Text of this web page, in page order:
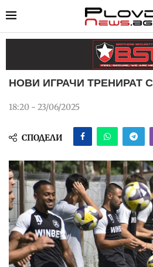
НОВИ ИГРАЧИ ТРЕНИРАТ
18:20 - 23/06/2025
СПОДЕЛИ